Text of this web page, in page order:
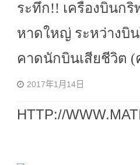
ระทึก!! เครื่องบินกริ
หาดใหญ่ ระหว่างบิ
คาดนักบินเสียชีวิต (
2017年1月14日
HTTP://